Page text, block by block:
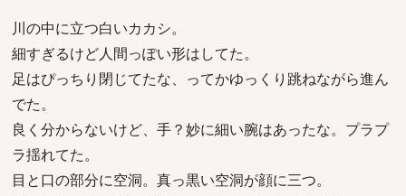
川の中に立つ白いカカシ。
細すぎるけど人間っぽい形はしてた。
足はぴっちり閉じてたな、ってかゆっくり跳ねながら進ん
でた。
良く分からないけど、手？妙に細い腕はあったな。プラプ
ラ揺れてた。
目と口の部分に空洞。真っ黒い空洞が顔に三つ。